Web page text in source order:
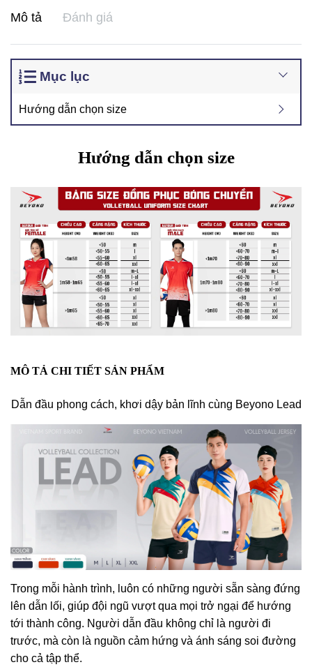
Mô tả Đánh giá
Mục lục
Hướng dẫn chọn size
Hướng dẫn chọn size
MÔ TẢ CHI TIẾT SẢN PHẨM
Dẫn đầu phong cách, khơi dậy bản lĩnh cùng Beyono Lead
Trong mỗi hành trình, luôn có những người sẵn sàng đứng
lên dẫn lối, giúp đội ngũ vượt qua mọi trở ngại để hướng
tới thành công. Người dẫn đầu không chỉ là người đi
trước, mà còn là nguồn cảm hứng và ánh sáng soi đường
cho cả tập thể.